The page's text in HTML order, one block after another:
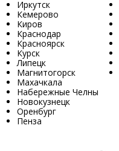
Иркутск
Кемерово
Киров
Краснодар
Красноярск
Курск
Липецк
Магнитогорск
Махачкала
Набережные Челны
Новокузнецк
Оренбург
Пенза